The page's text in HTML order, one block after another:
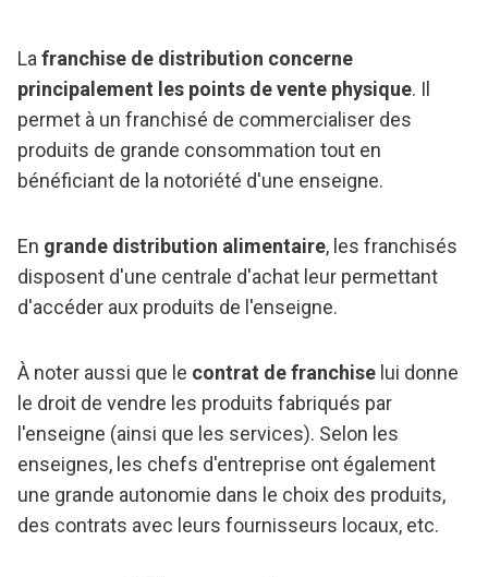
La franchise de distribution concerne
principalement les points de vente physique. Il
permet à un franchisé de commercialiser des
produits de grande consommation tout en
bénéficiant de la notoriété d'une enseigne.
En grande distribution alimentaire, les franchisés
disposent d'une centrale d'achat leur permettant
d'accéder aux produits de l'enseigne.
À noter aussi que le contrat de franchise lui donne
le droit de vendre les produits fabriqués par
l'enseigne (ainsi que les services). Selon les
enseignes, les chefs d'entreprise ont également
une grande autonomie dans le choix des produits,
des contrats avec leurs fournisseurs locaux, etc.